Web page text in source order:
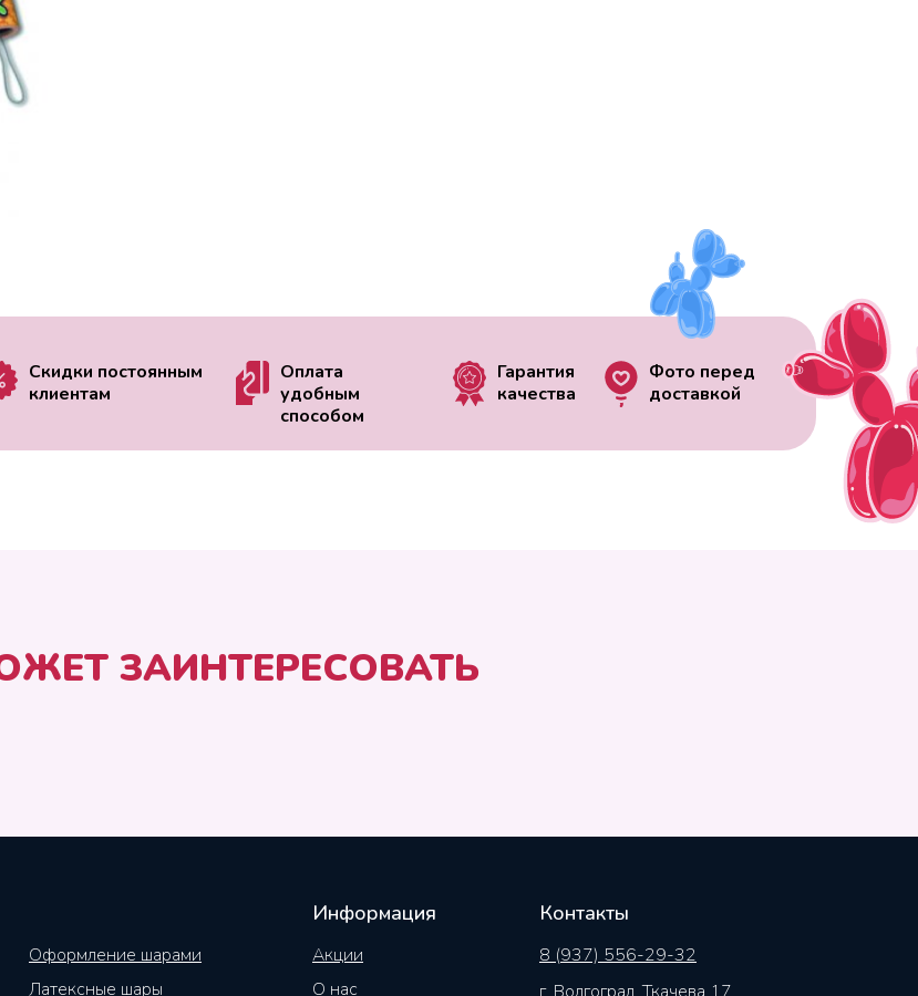
Скидки постоянным
клиентам
Оплата
удобным
способом
Гарантия
качества
Фото перед
доставкой
ЗАИНТЕРЕСОВАТЬ
Оформление шарами
Латексные шары
Информация
Акции
О нас
Контакты
8 (937) 556-29-32